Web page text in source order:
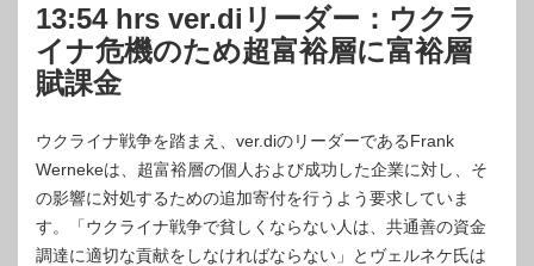
13:54 hrs ver.diリーダー：ウクラ
イナ危機のため超富裕層に富裕層
賦課金
ウクライナ戦争を踏まえ、ver.diのリーダーであるFrank
Wernekeは、超富裕層の個人および成功した企業に対し、そ
の影響に対処するための追加寄付を行うよう要求していま
す。「ウクライナ戦争で貧しくならない人は、共通善の資金
調達に適切な貢献をしなければならない」とヴェルネケ氏は